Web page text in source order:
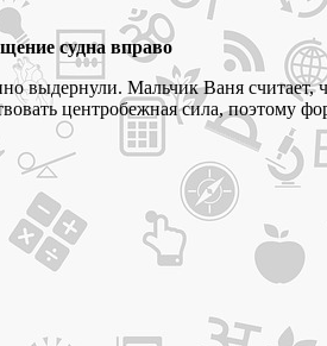
судна вправо
выдернули. Мальчик Ваня считает,
центробежная сила, поэтому